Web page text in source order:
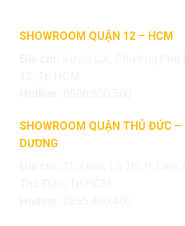
SHOWROOM QUẬN 12 – HCM
SHOWROOM QUẬN THỦ ĐỨC –
DƯƠNG